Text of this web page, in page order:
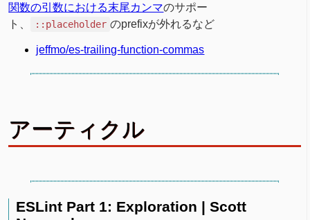
関数の引数における末尾カンマのサポー
ト、
::placeholder のprefixが外れるなど
jeffmo/es-trailing-function-commas
アーティクル
ESLint Part 1: Exploration | Scott